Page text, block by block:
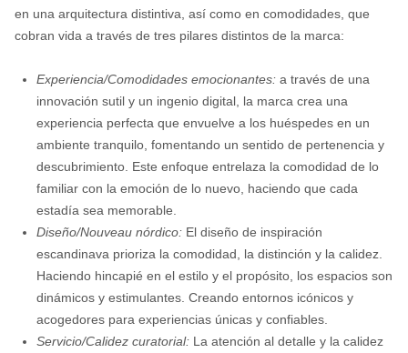
en una arquitectura distintiva, así como en comodidades, que
cobran vida a través de tres pilares distintos de la marca:
Experiencia/Comodidades emocionantes:a través de una
innovación sutil y un ingenio digital, la marca crea una
experiencia perfecta que envuelve a los huéspedes en un
ambiente tranquilo, fomentando un sentido de pertenencia y
descubrimiento. Este enfoque entrelaza la comodidad de lo
familiar con la emoción de lo nuevo, haciendo que cada
estadía sea memorable.
Diseño/Nouveau nórdico:El diseño de inspiración
escandinava prioriza la comodidad, la distinción y la calidez.
Haciendo hincapié en el estilo y el propósito, los espacios son
dinámicos y estimulantes. Creando entornos icónicos y
acogedores para experiencias únicas y confiables.
Servicio/Calidez curatorial:La atención al detalle y la calidez